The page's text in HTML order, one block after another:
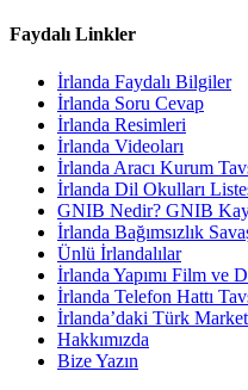
Faydalı Linkler
İrlanda Faydalı Bilgiler
İrlanda Soru Cevap
İrlanda Resimleri
İrlanda Videoları
İrlanda Aracı Kurum
İrlanda Dil Okulları
GNIB Nedir? GNIB
İrlanda Bağımsızlık
Ünlü İrlandalılar
İrlanda Yapımı Film ve
İrlanda Telefon Hattı
İrlanda’daki Türk
Hakkımızda
Bize Yazın